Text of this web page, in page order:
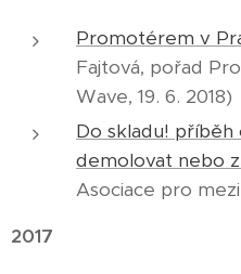
Promotérem v
Fajtová, pořad
Wave, 19. 6. 2018)
Do skladu!
demolovat nebo
Asociace pro
2017